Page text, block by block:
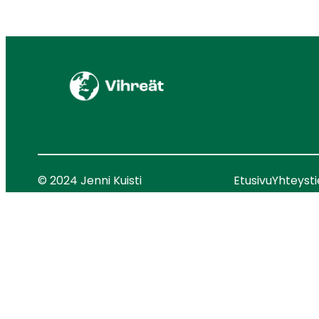
© 2024 Jenni Kuisti Etusivu